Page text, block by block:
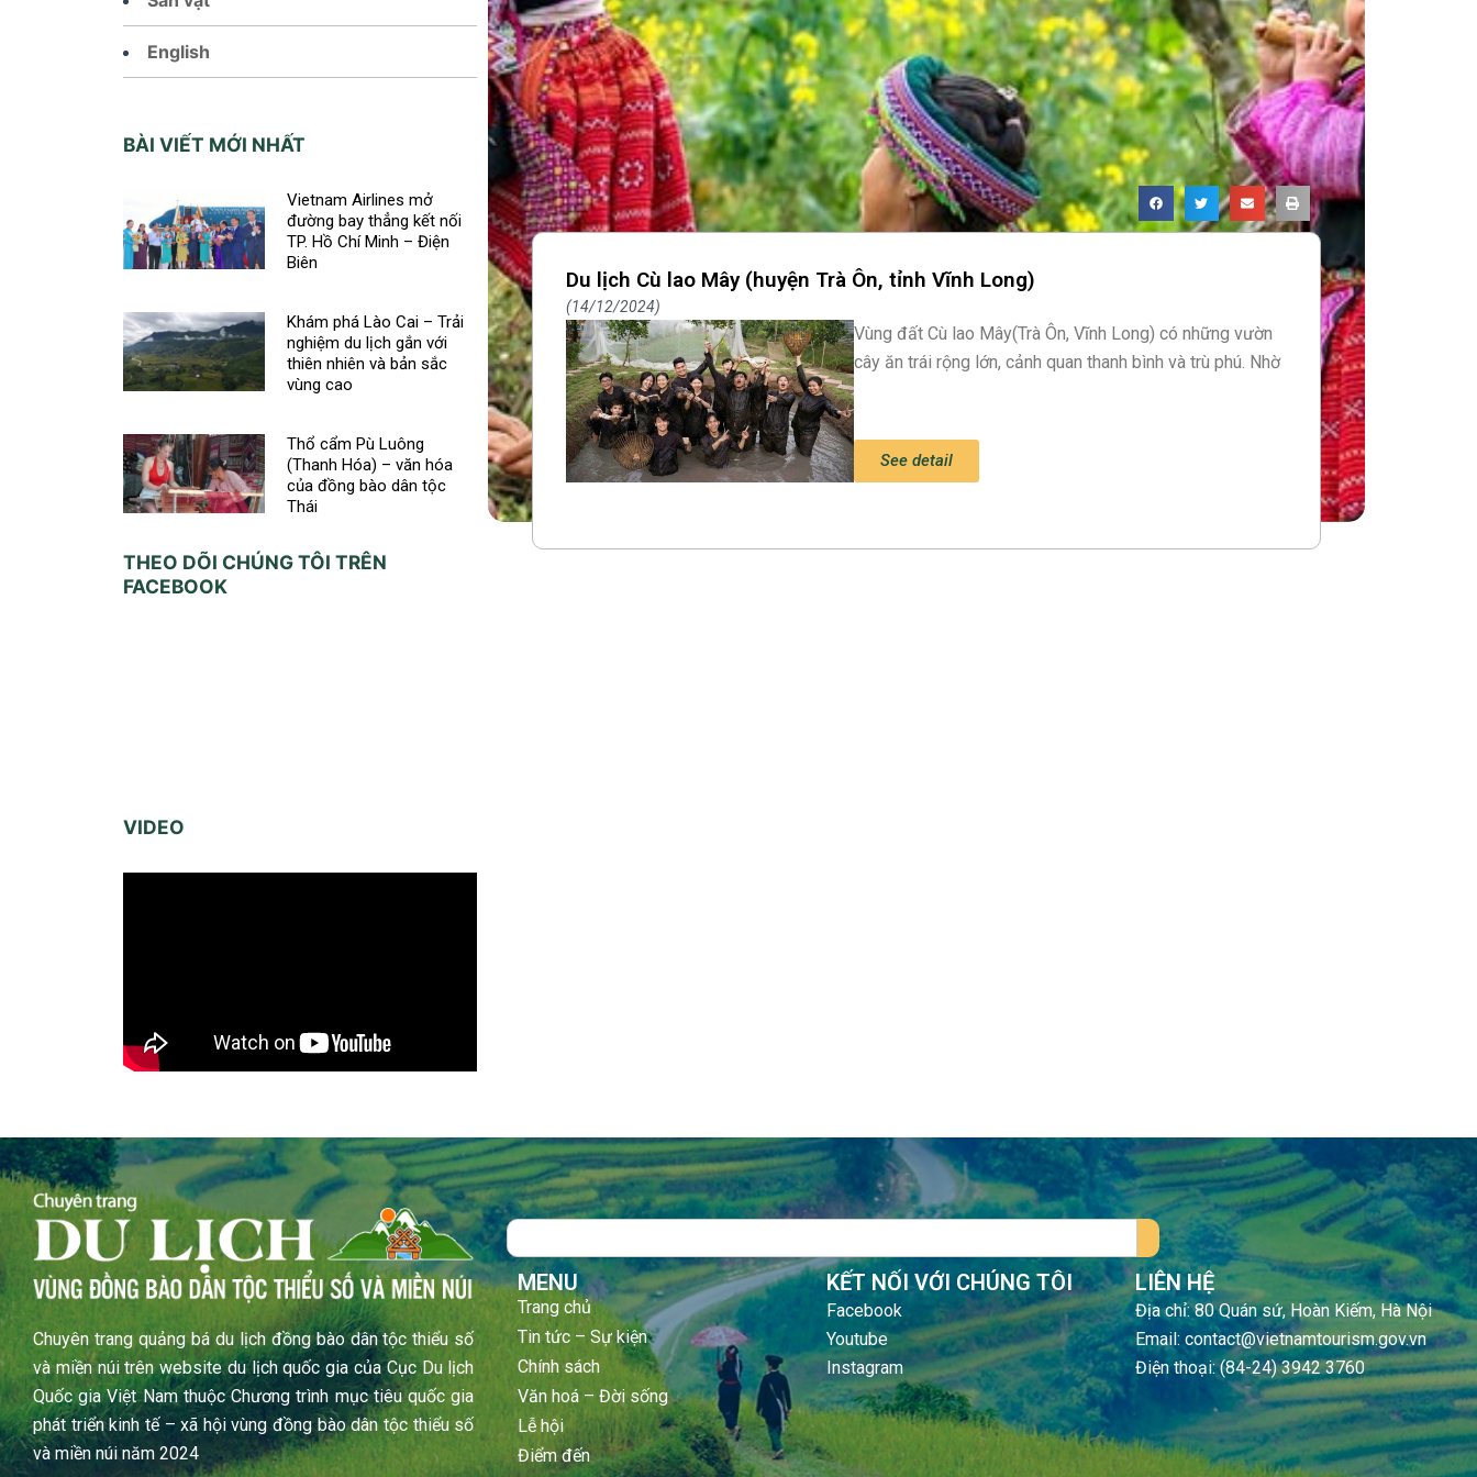
English
BÀI VIẾT MỚI NHẤT
Vietnam Airlines mở
đường bay thẳng kết nối
TP. Hồ Chí Minh – Điện
Biên
Khám phá Lào Cai – Trải
nghiệm du lịch gắn với
thiên nhiên và bản sắc
vùng cao
Thổ cẩm Pù Luông
(Thanh Hóa) – văn hóa
của đồng bào dân tộc
Thái
THEO DÕI CHÚNG TÔI TRÊN
FACEBOOK
VIDEO
Du lịch Cù lao Mây (huyện Trà Ôn, tỉnh Vĩnh Long)
14/12/2024
Vùng đất Cù lao Mây(Trà Ôn, Vĩnh Long) có những vườn
cây ăn trái rộng lớn, cảnh quan thanh bình và trù phú. Nhờ
See detail
Chuyên trang quảng bá du lịch đồng bào dân tộc thiểu số
và miền núi trên website du lịch quốc gia của Cục Du lịch
Quốc gia Việt Nam thuộc Chương trình mục tiêu quốc gia
phát triển kinh tế – xã hội vùng đồng bào dân tộc thiểu số
và miền núi năm 2024
Search
MENU
Trang chủ
Tin tức – Sự kiện
Chính sách
Văn hoá – Đời sống
Lễ hội
Điểm đến
KẾT NỐI VỚI CHÚNG TÔI
Facebook
Youtube
Instagram
LIÊN HỆ
Địa chỉ: 80 Quán sứ, Hoàn Kiếm, Hà Nội
Email: contact@vietnamtourism.gov.vn
Điện thoại: (84-24) 3942 3760